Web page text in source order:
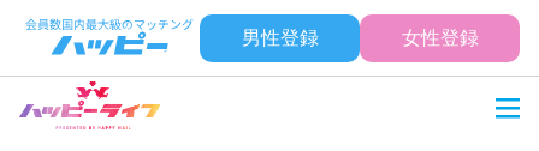
男性登録 女性登録